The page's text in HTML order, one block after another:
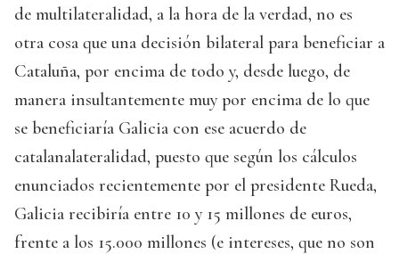
de multilateralidad, a la hora de la verdad, no es
otra cosa que una decisión bilateral para beneficiar a
Cataluña, por encima de todo y, desde luego, de
manera insultantemente muy por encima de lo que
se beneficiaría Galicia con ese acuerdo de
catalanalateralidad, puesto que según los cálculos
enunciados recientemente por el presidente Rueda,
Galicia recibiría entre 10 y 15 millones de euros,
frente a los 15.000 millones (e intereses, que no son